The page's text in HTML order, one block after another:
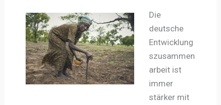
Die
deutsche
Entwicklung
szusammen
arbeit ist
immer
stärker mit